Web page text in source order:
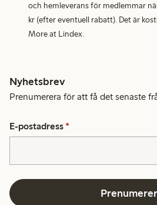
och hemleverans för medlemmar
kr (efter eventuell rabatt). Det är
More at Lindex.
Nyhetsbrev
Prenumerera för att få det senaste
E-postadress *